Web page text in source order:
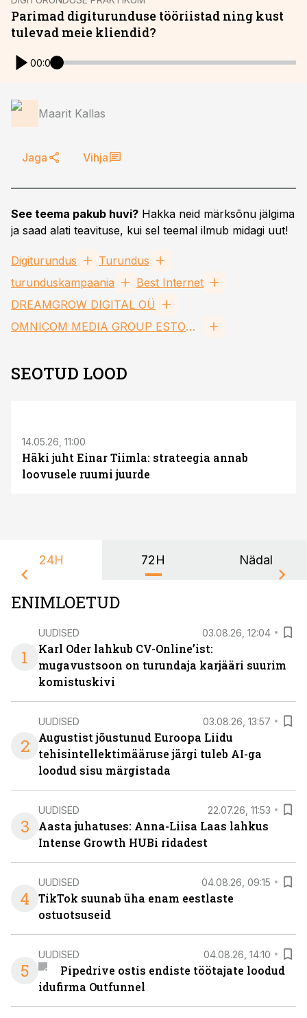
Parimad digiturunduse tööriistad ning kust
tulevad meie kliendid?
00:00
Maarit Kallas
Jaga Vihja
See teema pakub huvi? Hakka neid märksõnu jälgima
ja saad alati teavituse, kui sel teemal ilmub midagi uut!
Digiturundus
Turundus
turunduskampaania
Best Internet
DREAMGROW DIGITAL OÜ
OMNICOM MEDIA GROUP ESTONIA OÜ
SEOTUD LOOD
14.05.26, 11:00
Häki juht Einar Tiimla: strateegia annab
loovusele ruumi juurde
24H 72H Nädal
ENIMLOETUD
1
UUDISED 03.08.26, 12:04
Karl Oder lahkub CV-Online’ist:
mugavustsoon on turundaja karjääri suurim
komistuskivi
2
UUDISED 03.08.26, 13:57
Augustist jõustunud Euroopa Liidu
tehisintellektimääruse järgi tuleb AI-ga
loodud sisu märgistada
3
UUDISED 22.07.26, 11:53
Aasta juhatuses: Anna-Liisa Laas lahkus
Intense Growth HUBi ridadest
4
UUDISED 04.08.26, 09:15
TikTok suunab üha enam eestlaste
ostuotsuseid
5
UUDISED 04.08.26, 14:10
Pipedrive ostis endiste töötajate loodud
idufirma Outfunnel